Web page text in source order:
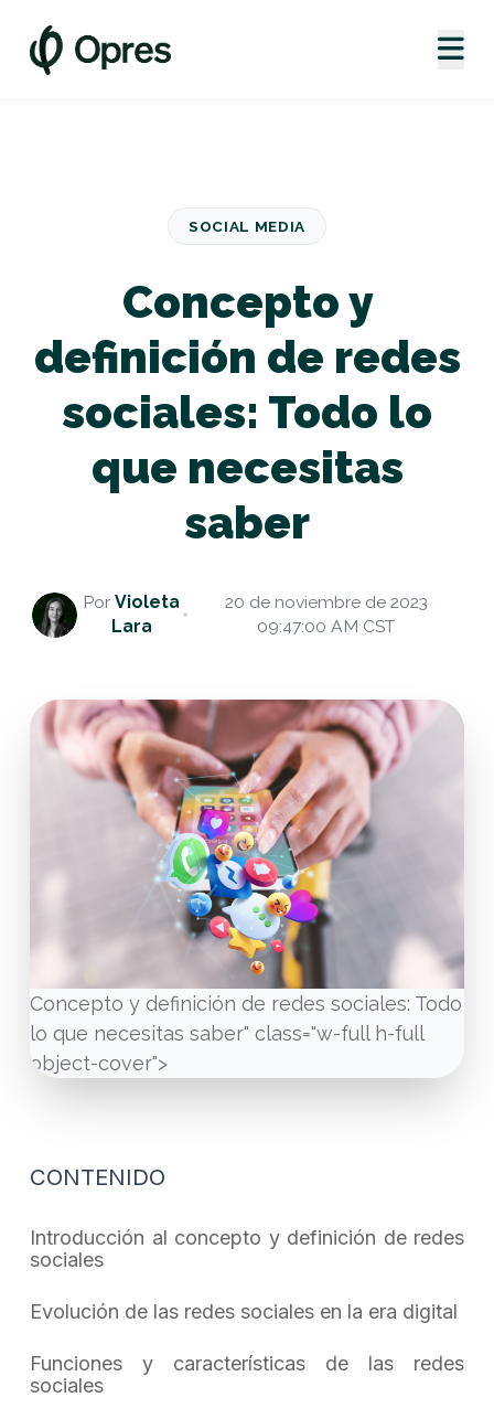
SOCIAL MEDIA
Concepto y
definición de redes
sociales: Todo lo
que necesitas
saber
PorVioleta
Lara
20 de noviembre de 2023
09:47:00 AM CST
Concepto y definición de redes sociales: Todo
lo que necesitas saber" class="w-full h-full
object-cover">
CONTENIDO
Introducción al concepto y definición de redes
sociales
Evolución de las redes sociales en la era digital
Funciones y características de las redes
sociales